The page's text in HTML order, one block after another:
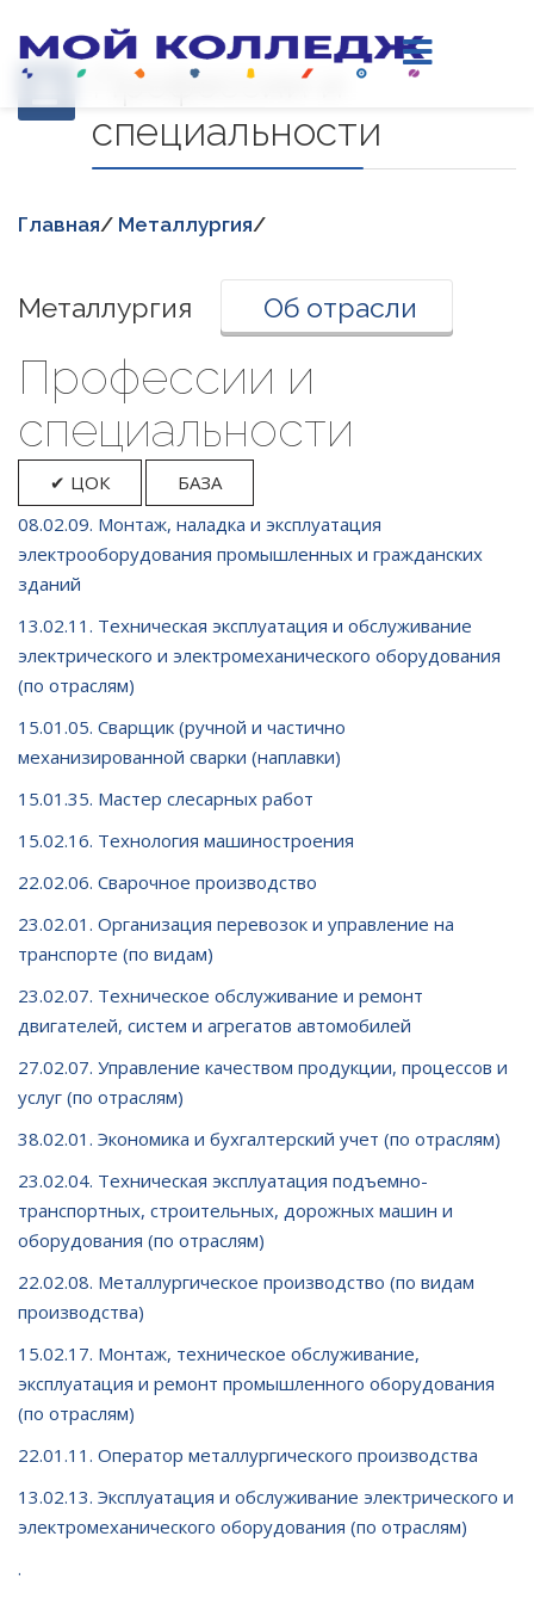
Профессии и
специальности
Главная/ Металлургия/
Металлургия Об отрасли
Професcии и
специальности
✔ ЦОК
БАЗА
08.02.09. Монтаж, наладка и эксплуатация
электрооборудования промышленных и гражданских
зданий
13.02.11. Техническая эксплуатация и обслуживание
электрического и электромеханического оборудования
(по отраслям)
15.01.05. Сварщик (ручной и частично
механизированной сварки (наплавки)
15.01.35. Мастер слесарных работ
15.02.16. Технология машиностроения
22.02.06. Сварочное производство
23.02.01. Организация перевозок и управление на
транспорте (по видам)
23.02.07. Техническое обслуживание и ремонт
двигателей, систем и агрегатов автомобилей
27.02.07. Управление качеством продукции, процессов и
услуг (по отраслям)
38.02.01. Экономика и бухгалтерский учет (по отраслям)
23.02.04. Техническая эксплуатация подъемно-
транспортных, строительных, дорожных машин и
оборудования (по отраслям)
22.02.08. Металлургическое производство (по видам
производства)
15.02.17. Монтаж, техническое обслуживание,
эксплуатация и ремонт промышленного оборудования
(по отраслям)
22.01.11. Оператор металлургического производства
13.02.13. Эксплуатация и обслуживание электрического и
электромеханического оборудования (по отраслям)
.